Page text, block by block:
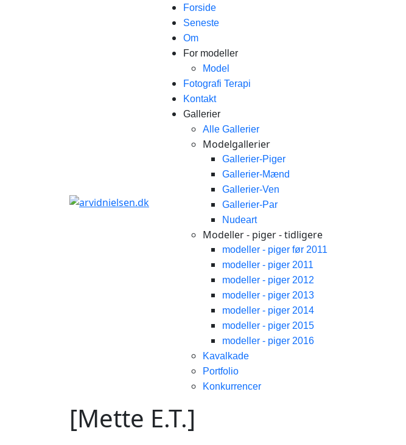
Forside
Seneste
Om
For modeller
Model
Fotografi Terapi
Kontakt
Gallerier
Alle Gallerier
Modelgallerier
Gallerier-Piger
Gallerier-Mænd
Gallerier-Ven
Gallerier-Par
Nudeart
Modeller - piger - tidligere
modeller - piger før 2011
modeller - piger 2011
modeller - piger 2012
modeller - piger 2013
modeller - piger 2014
modeller - piger 2015
modeller - piger 2016
Kavalkade
Portfolio
Konkurrencer
[Mette E.T.]